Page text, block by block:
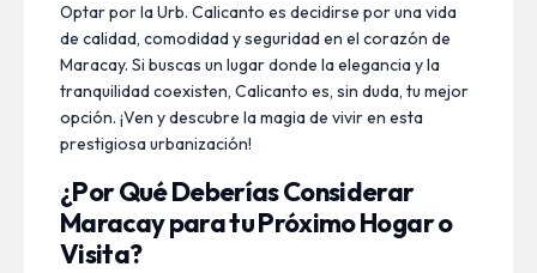
Optar por la Urb. Calicanto es decidirse por una vida
de calidad, comodidad y seguridad en el corazón de
Maracay. Si buscas un lugar donde la elegancia y la
tranquilidad coexisten, Calicanto es, sin duda, tu mejor
opción. ¡Ven y descubre la magia de vivir en esta
prestigiosa urbanización!
¿Por Qué Deberías Considerar
Maracay para tu Próximo Hogar o
Visita?